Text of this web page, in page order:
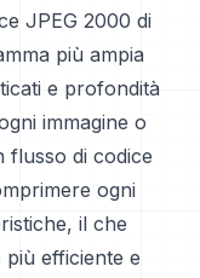
JPEG 2000 di
più ampia
e profondità
immagine o
flusso di codice
ogni
il che
efficiente e